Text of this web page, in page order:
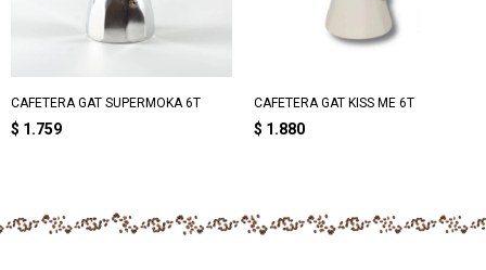
CAFETERA GAT SUPERMOKA 6T
$ 1.759
CAFETERA GAT KISS ME 6T
$ 1.880